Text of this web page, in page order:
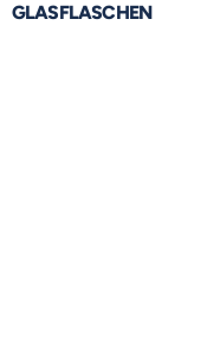
GLASFLASCHEN